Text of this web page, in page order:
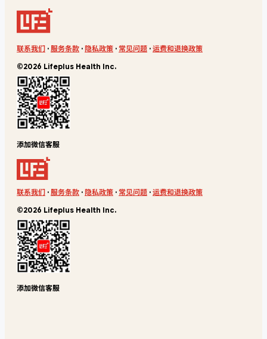
联系我们 · 服务条款 · 隐私政策 · 常见问题 · 运费和退换政策
©2026 Lifeplus Health Inc.
添加微信客服
联系我们 · 服务条款 · 隐私政策 · 常见问题 · 运费和退换政策
©2026 Lifeplus Health Inc.
添加微信客服